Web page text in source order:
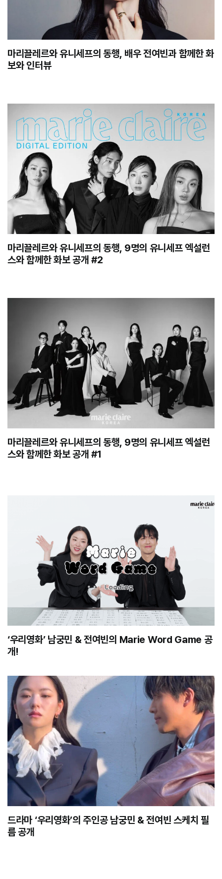
마리끌레르와 유니세프의 동행, 배우 전여빈과 함께한 화
보와 인터뷰
마리끌레르와 유니세프의 동행, 9명의 유니세프 엑설런
스와 함께한 화보 공개 #2
마리끌레르와 유니세프의 동행, 9명의 유니세프 엑설런
스와 함께한 화보 공개 #1
‘우리영화’ 남궁민 & 전여빈의 Marie Word Game 공
개!
드라마 ‘우리영화’의 주인공 남궁민 & 전여빈 스케치 필
름 공개